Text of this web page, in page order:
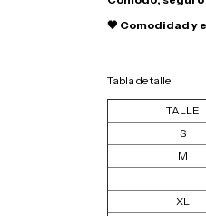
🖤 Comodidad y
Tabla de talle:
TALLE
S
M
L
XL